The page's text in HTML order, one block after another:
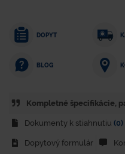
DOPYT
BLOG
Kompletné špecifikácie,
Dokumenty k stiahnutiu (0)
Dopytový formulár